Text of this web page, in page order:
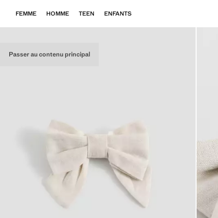
Passer au contenu principal
FEMME HOMME TEEN ENFANTS